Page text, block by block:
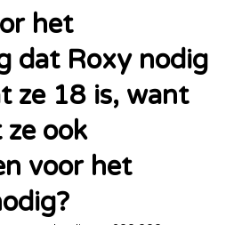
het
dat Roxy nodig
ze 18 is, want
ook
voor het